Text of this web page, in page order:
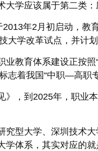
学应该属于第二类：
年2月初启动，
学改革试点，并计
教育体系建设正按
志着我国“中职—高职
，到2025年，职业
型大学、深圳技术
体系，其实对应的